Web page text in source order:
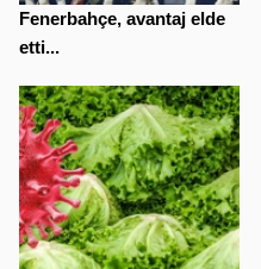
Fenerbahçe, avantaj elde
etti...